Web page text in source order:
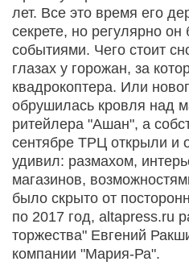
лет. Все это время его
секрете, но регулярно он
событиями. Чего стоит
глазах у горожан, за
квадрокоптера. Или
обрушилась кровля над
ритейлера "Ашан", а
сентябре ТРЦ открыли и
удивил: размахом,
магазинов,
было скрыто от
по 2017 год, altapress.ru
торжества" Евгений
компании "Мария-Ра".